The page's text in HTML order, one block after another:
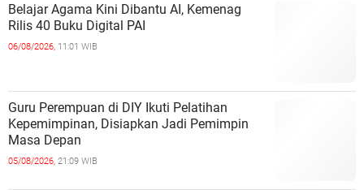
Belajar Agama Kini Dibantu AI, Kemenag
Rilis 40 Buku Digital PAI
06/08/2026, 11:01 WIB
Guru Perempuan di DIY Ikuti Pelatihan
Kepemimpinan, Disiapkan Jadi Pemimpin
Masa Depan
05/08/2026, 21:09 WIB